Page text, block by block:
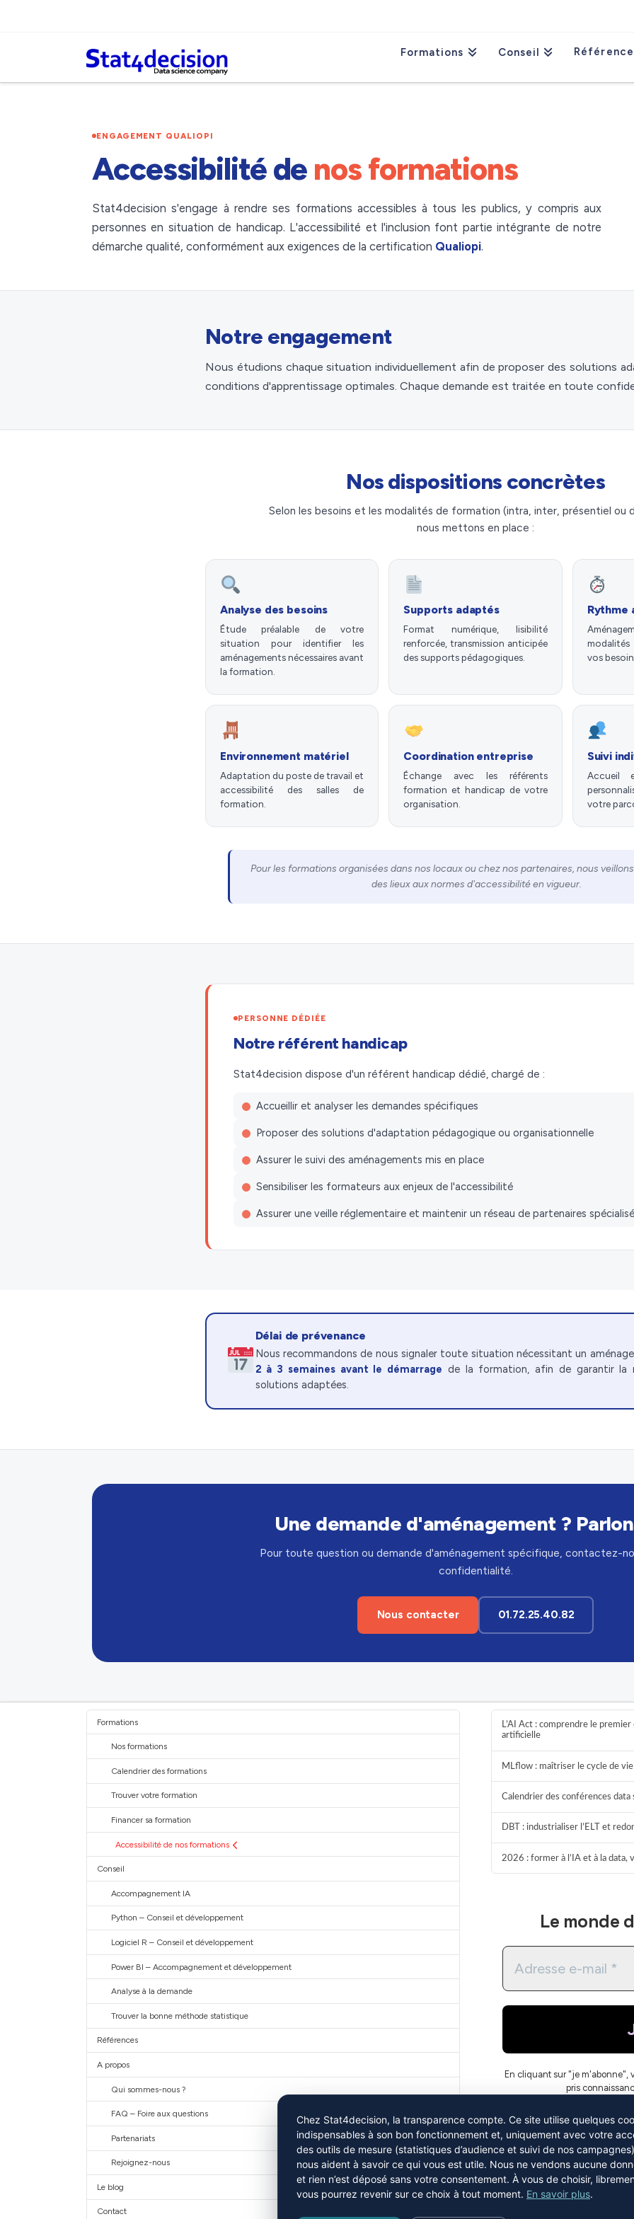
Formations Conseil
ENGAGEMENT QUALIOPI
Accessibilité de nos formations
Stat4decision s'engage à rendre ses formations accessibles à tous les publics, y compris aux
personnes en situation de handicap. L'accessibilité et l'inclusion font partie intégrante de notre
démarche qualité, conformément aux exigences de la certification Qualiopi.
Notre engagement
Nous étudions chaque situation individuellement afin de proposer des solutions
conditions d'apprentissage optimales. Chaque demande est traitée en toute
Nos dispositions concrètes
Selon les besoins et les modalités de formation (intra, inter, présentiel ou
nous mettons en place :
Analyse des besoins
Étude préalable de votre
situation pour identifier les
aménagements nécessaires avant
la formation.
Supports adaptés
Format numérique, lisibilité
renforcée, transmission anticipée
des supports pédagogiques.
Rythme
vos
Environnement matériel
Adaptation du poste de travail et
accessibilité des salles de
formation.
Coordination entreprise
Échange avec les référents
formation et handicap de votre
organisation.
Suivi
Accueil
votre
Pour les formations organisées dans nos locaux ou chez nos partenaires, nous
des lieux aux normes d'accessibilité en vigueur.
PERSONNE DÉDIÉE
Notre référent handicap
Stat4decision dispose d'un référent handicap dédié, chargé de :
Accueillir et analyser les demandes spécifiques
Proposer des solutions d'adaptation pédagogique ou organisationnelle
Assurer le suivi des aménagements mis en place
Sensibiliser les formateurs aux enjeux de l'accessibilité
Assurer une veille réglementaire et maintenir un réseau de partenaires
Délai de prévenance
Nous recommandons de nous signaler toute situation nécessitant un
2 à 3 semaines avant le démarrage de la formation, afin de garantir la
solutions adaptées.
Une demande d'aménagement ?
Pour toute question ou demande d'aménagement spécifique, contactez-
confidentialité.
Nous contacter 01.72.25.40.82
Formations
Nos formations
Calendrier des formations
Trouver votre formation
Financer sa formation
Accessibilité de nos formations
Conseil
Accompagnement IA
Python – Conseil et développement
Logiciel R – Conseil et développement
Power BI – Accompagnement et développement
Analyse à la demande
Trouver la bonne méthode statistique
Références
A propos
Qui sommes-nous ?
FAQ – Foire aux questions
Partenariats
Rejoignez-nous
Le blog
Contact
L’AI Act : comprendre le
artificielle
MLflow : maîtriser le cycle de
Calendrier des conférences data
DBT : industrialiser l’ELT et
2026 : former à l’IA et à la data,
Le monde
En cliquant sur "je m'abonne",
pris
Chez Stat4decision, la transparence compte. Ce site utilise quelques
indispensables à son bon fonctionnement et, uniquement avec votre
des outils de mesure (statistiques d’audience et suivi de nos
nous aident à savoir ce qui vous est utile. Nous ne vendons aucune
et rien n’est déposé sans votre consentement. À vous de choisir,
vous pourrez revenir sur ce choix à tout moment. En savoir plus.